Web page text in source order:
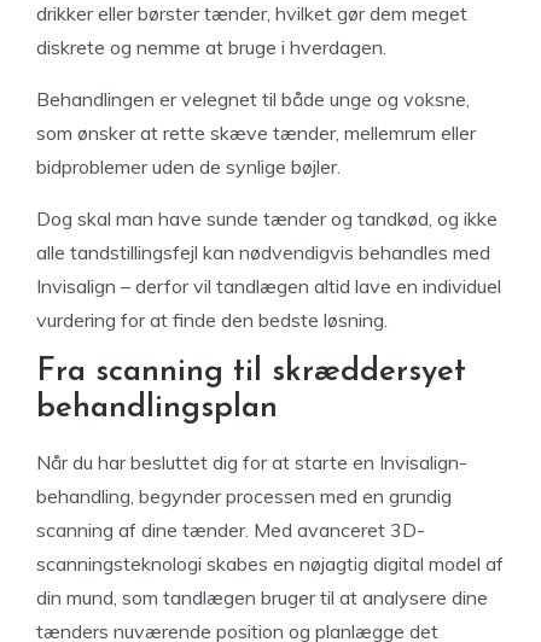
drikker eller børster tænder, hvilket gør dem meget
diskrete og nemme at bruge i hverdagen.
Behandlingen er velegnet til både unge og voksne,
som ønsker at rette skæve tænder, mellemrum eller
bidproblemer uden de synlige bøjler.
Dog skal man have sunde tænder og tandkød, og ikke
alle tandstillingsfejl kan nødvendigvis behandles med
Invisalign – derfor vil tandlægen altid lave en individuel
vurdering for at finde den bedste løsning.
Fra scanning til skræddersyet
behandlingsplan
Når du har besluttet dig for at starte en Invisalign-
behandling, begynder processen med en grundig
scanning af dine tænder. Med avanceret 3D-
scanningsteknologi skabes en nøjagtig digital model af
din mund, som tandlægen bruger til at analysere dine
tænders nuværende position og planlægge det